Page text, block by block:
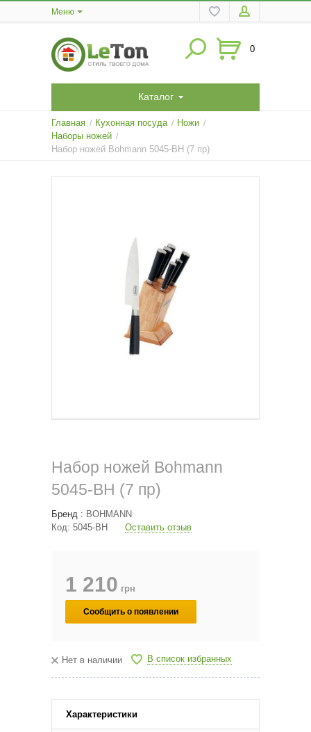
Меню
0
Каталог
Главная / Кухонная посуда / Ножи /
Наборы ножей /
Набор ножей Bohmann 5045-BH (7 пр)
Набор ножей Bohmann
5045-BH (7 пр)
Бренд : BOHMANN
Код: 5045-BH Оставить отзыв
1 210 грн
Сообщить о появлении
Нет в наличии В список избранных
Характеристики